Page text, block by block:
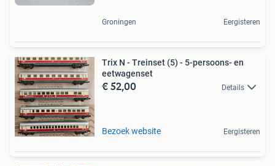
Groningen Eergisteren
Trix N - Treinset (5) - 5-persoons- en
eetwagenset
€ 52,00 Details
Bezoek website Eergisteren